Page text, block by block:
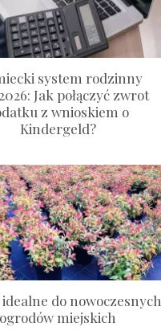
system rodzinny
Jak połączyć zwrot
z wnioskiem o
Kindergeld?
do nowoczesnych
ogrodów miejskich